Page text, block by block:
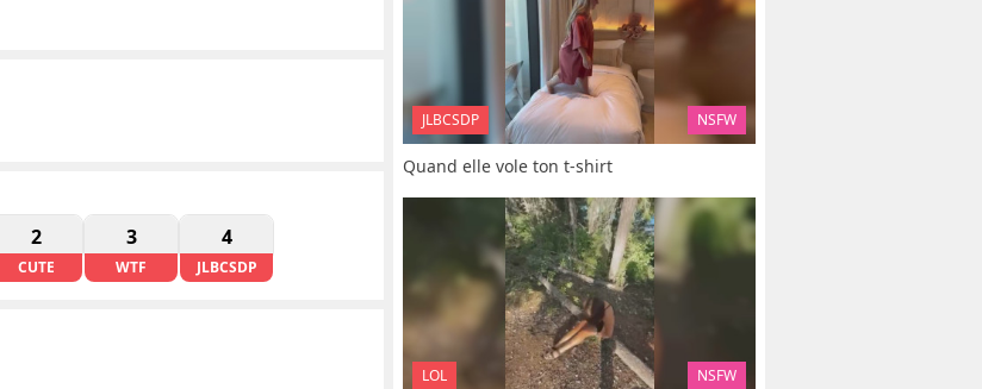
2
CUTE
3
WTF
4
JLBCSDP
JLBCSDP NSFW
Quand elle vole ton t-shirt
LOL NSFW